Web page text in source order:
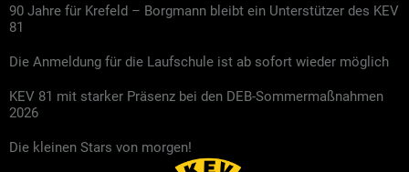
90 Jahre für Krefeld – Borgmann bleibt ein Unterstützer des KEV
81
Die Anmeldung für die Laufschule ist ab sofort wieder möglich
KEV 81 mit starker Präsenz bei den DEB-Sommermaßnahmen
2026
Die kleinen Stars von morgen!